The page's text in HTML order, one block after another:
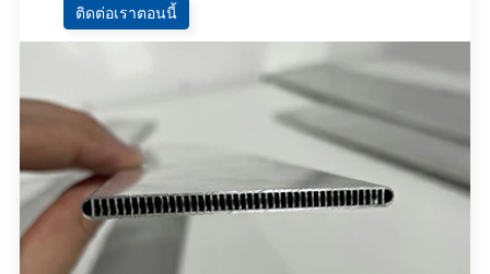
ติดต่อเราตอนนี้